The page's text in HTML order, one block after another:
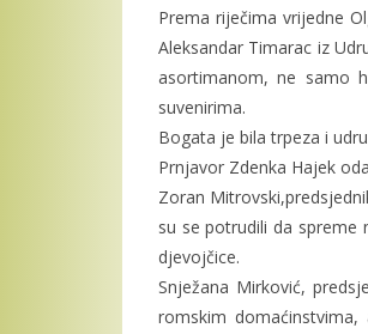
Prema riječima vrijedne
Aleksandar Timarac iz
asortimanom, ne samo
suvenirima.
Bogata je bila trpeza i
Prnjavor Zdenka Hajek
Zoran
su se potrudili da spreme
djevojčice.
Snježana Mirković,
romskim